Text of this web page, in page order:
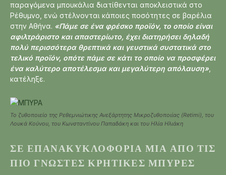
παραγόμενα μπουκάλια διατίθενται αποκλειστικά στο
Ρέθυμνο, ενώ στέλνονται κάποιες ποσότητες σε βαρέλια
στην Αθήνα. «Πάμε σε ένα φρέσκο προϊόν, το οποίο είναι
αφιλτράριστο και απαστερίωτο, έχει διατηρήσει δηλαδή
πολύ περισσότερα θρεπτικά και γευστικά συστατικά στο
τελικό προϊόν, οπότε πάμε σε κάτι το οποίο να προσφέρει
ένα καλύτερο αποτέλεσμα και μεγαλύτερη απόλαυση»
κατέληξε.
Το ζυθοποιείο της Ρεθεμνιώτικης Ανεξάρτητης Μικροζυθοποιίας (Retimi), του
Λουκά Κούνου, του Κωνσταντίνου Παπαδάκη και του Ηλία Ηλιάκη
ΣΕ ΕΠΑΝΑΚΥΚΛΟΦΟΡΊΑ ΜΊΑ ΑΠΌ ΤΙΣ
ΠΙΟ ΓΝΩΣΤΈΣ ΚΡΗΤΙΚΈΣ ΜΠΎΡΕΣ